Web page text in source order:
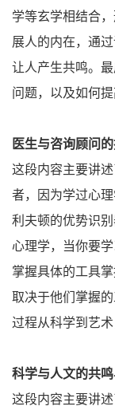
学等玄学相结合
展人的内在，通
让人产生共鸣。
问题，以及如何
医生与咨询顾问
这段内容主要讲
者，因为学过心
利夫顿的优势识
心理学，当你要
掌握具体的工具
取决于他们掌握
过程从科学到艺
科学与人文的共
这段内容主要讲